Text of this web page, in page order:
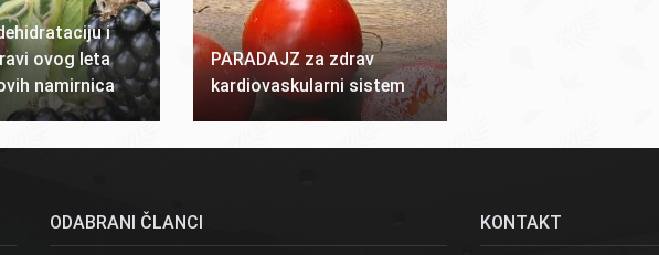
i
ovog leta
namirnica
PARADAJZ za zdrav
kardiovaskularni sistem
ODABRANI ČLANCI KONTAKT